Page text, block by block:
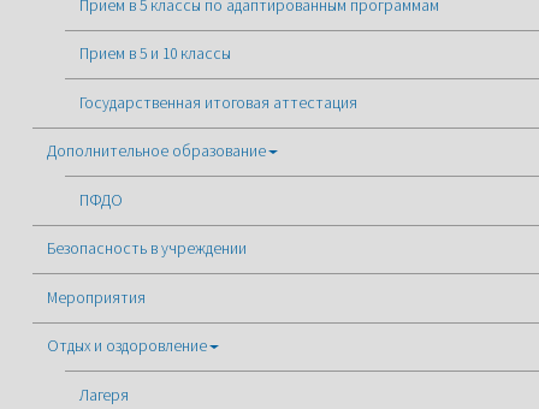
Прием в 5 классы по адаптированным программам
Прием в 5 и 10 классы
Государственная итоговая аттестация
Дополнительное образование
ПФДО
Безопасность в учреждении
Мероприятия
Отдых и оздоровление
Лагеря